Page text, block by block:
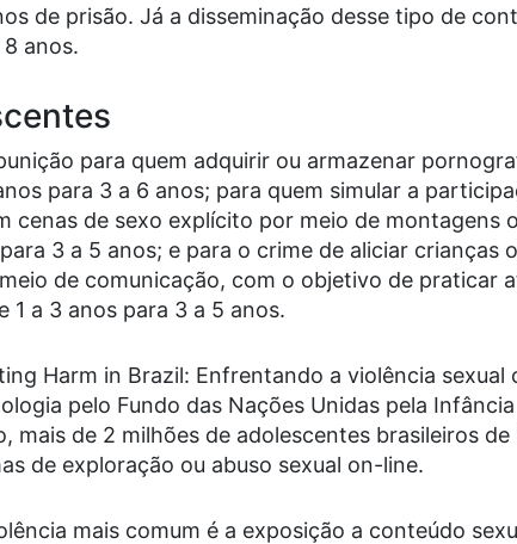
de prisão. Já a disseminação desse tipo de
anos.
para quem adquirir ou armazenar
para 3 a 6 anos; para quem simular a
cenas de sexo explícito por meio de montagens
3 a 5 anos; e para o crime de aliciar crianças
de comunicação, com o objetivo de praticar
1 a 3 anos para 3 a 5 anos.
Harm in Brazil: Enfrentando a violência sexual
pelo Fundo das Nações Unidas pela Infância
mais de 2 milhões de adolescentes brasileiros de
de exploração ou abuso sexual on-line.
mais comum é a exposição a conteúdo